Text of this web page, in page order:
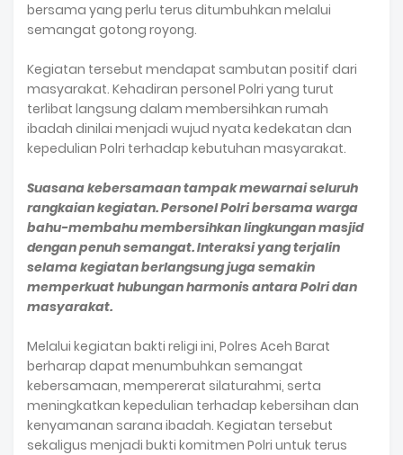
bersama yang perlu terus ditumbuhkan melalui
semangat gotong royong.
Kegiatan tersebut mendapat sambutan positif dari
masyarakat. Kehadiran personel Polri yang turut
terlibat langsung dalam membersihkan rumah
ibadah dinilai menjadi wujud nyata kedekatan dan
kepedulian Polri terhadap kebutuhan masyarakat.
Suasana kebersamaan tampak mewarnai seluruh
rangkaian kegiatan. Personel Polri bersama warga
bahu-membahu membersihkan lingkungan masjid
dengan penuh semangat. Interaksi yang terjalin
selama kegiatan berlangsung juga semakin
memperkuat hubungan harmonis antara Polri dan
masyarakat.
Melalui kegiatan bakti religi ini, Polres Aceh Barat
berharap dapat menumbuhkan semangat
kebersamaan, mempererat silaturahmi, serta
meningkatkan kepedulian terhadap kebersihan dan
kenyamanan sarana ibadah. Kegiatan tersebut
sekaligus menjadi bukti komitmen Polri untuk terus